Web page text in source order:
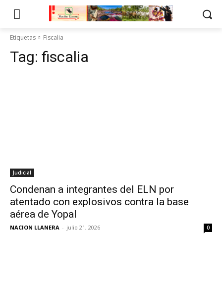
Etiquetas Fiscalia
Tag: fiscalia
Judicial
Condenan a integrantes del ELN por
atentado con explosivos contra la base
aérea de Yopal
NACION LLANERA - julio 21, 2026 0